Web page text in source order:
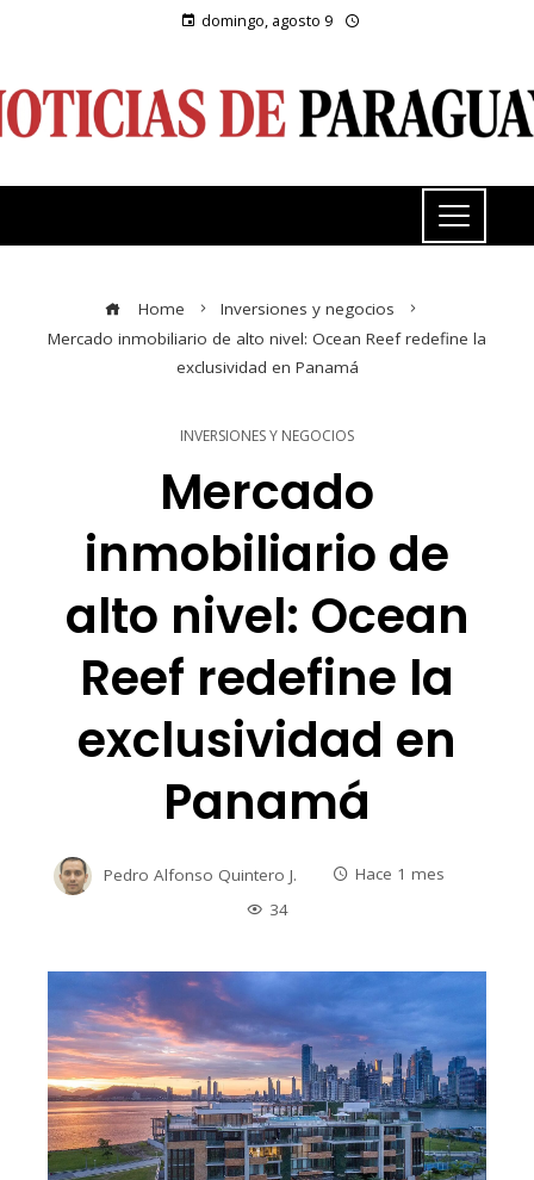
domingo, agosto 9
Home
Inversiones y negocios
Mercado inmobiliario de alto nivel: Ocean Reef redefine la
exclusividad en Panamá
INVERSIONES Y NEGOCIOS
Mercado
inmobiliario de
alto nivel: Ocean
Reef redefine la
exclusividad en
Panamá
Pedro Alfonso Quintero J.
Hace 1 mes
34